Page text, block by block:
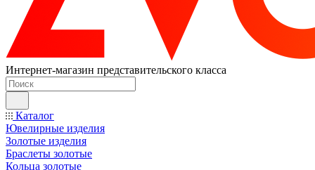
Интернет-магазин представительского класса
Каталог
Ювелирные изделия
Золотые изделия
Браслеты золотые
Кольца золотые